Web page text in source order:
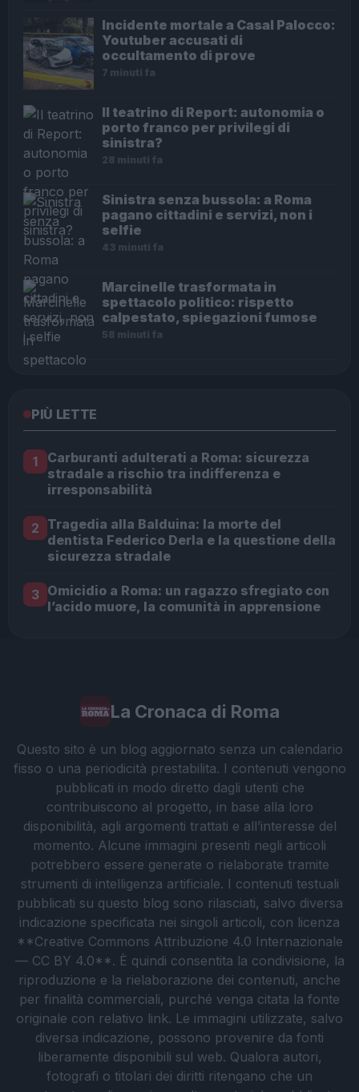
Incidente mortale a Casal Palocco:
Youtuber accusati di
occultamento di prove
7 minuti fa
Il teatrino di Report: autonomia o
porto franco per privilegi di
sinistra?
28 minuti fa
Sinistra senza bussola: a Roma
pagano cittadini e servizi, non i
selfie
43 minuti fa
Marcinelle trasformata in
spettacolo politico: rispetto
calpestato, spiegazioni fumose
58 minuti fa
PIÙ LETTE
1
Carburanti adulterati a Roma: sicurezza
stradale a rischio tra indifferenza e
irresponsabilità
2 Tragedia alla Balduina: la morte del
dentista Federico Derla e la questione della
sicurezza stradale
3 Omicidio a Roma: un ragazzo sfregiato con
l’acido muore, la comunità in apprensione
La Cronaca di Roma
Questo sito è un blog aggiornato senza un calendario
fisso o una periodicità prestabilita. I contenuti vengono
pubblicati in modo diretto dagli utenti che
contribuiscono al progetto, in base alla loro
disponibilità, agli argomenti trattati e all’interesse del
momento. Alcune immagini presenti negli articoli
potrebbero essere generate o rielaborate tramite
strumenti di intelligenza artificiale. I contenuti testuali
pubblicati su questo blog sono rilasciati, salvo diversa
indicazione specificata nei singoli articoli, con licenza
**Creative Commons Attribuzione 4.0 Internazionale
— CC BY 4.0**. È quindi consentita la condivisione, la
riproduzione e la rielaborazione dei contenuti, anche
per finalità commerciali, purché venga citata la fonte
originale con relativo link. Le immagini utilizzate, salvo
diversa indicazione, possono provenire da fonti
liberamente disponibili sul web. Qualora autori,
fotografi o titolari dei diritti ritengano che un